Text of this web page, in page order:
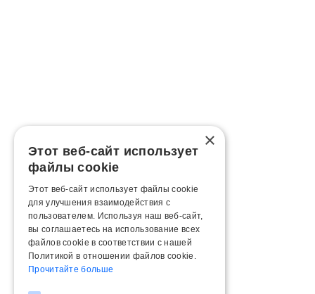
×
Этот веб-сайт использует
файлы cookie
Этот веб-сайт использует файлы cookie
для улучшения взаимодействия с
пользователем. Используя наш веб-сайт,
вы соглашаетесь на использование всех
файлов cookie в соответствии с нашей
Политикой в ​​отношении файлов cookie.
Прочитайте больше